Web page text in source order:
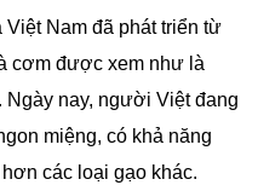
Nam đã phát triển từ
cơm được xem như là
nay, người Việt đang
miệng, có khả năng
các loại gạo khác.